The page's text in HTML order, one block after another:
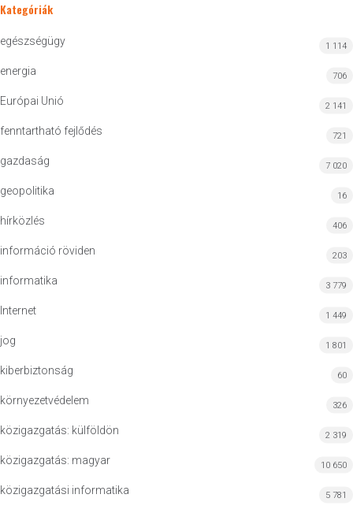
Kategóriák
egészségügy 1 114
energia 706
Európai Unió 2 141
fenntartható fejlődés 721
gazdaság 7 020
geopolitika 16
hírközlés 406
információ röviden 203
informatika 3 779
Internet 1 449
jog 1 801
kiberbiztonság 60
környezetvédelem 326
közigazgatás: külföldön 2 319
közigazgatás: magyar 10 650
közigazgatási informatika 5 781